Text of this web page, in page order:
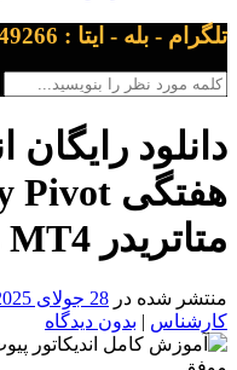
تلگرام - بله - ایتا : 09364549266 موبایل : 09119542983
دانلود رایگان
متاتریدر MT4 معاملات موفق
منتشر شده در 28 جولای 2025
کارشناس | بدون دیدگاه